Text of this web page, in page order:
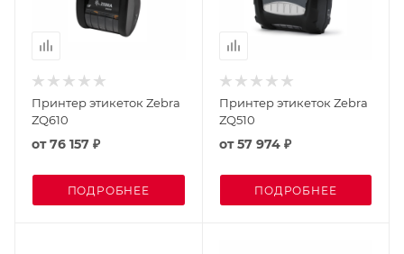
Принтер этикеток Zebra
ZQ610
от76 157 ₽
ПОДРОБНЕЕ
Принтер этикеток Zebra
ZQ510
от57 974 ₽
ПОДРОБНЕЕ